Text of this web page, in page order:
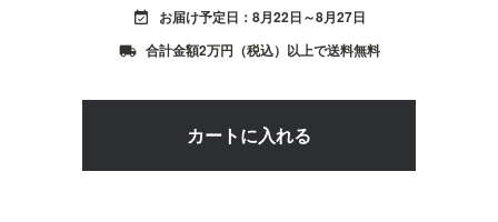
event_available お届け予定日：8月22日～8月27日
local_shipping 合計金額2万円（税込）以上で送料無料